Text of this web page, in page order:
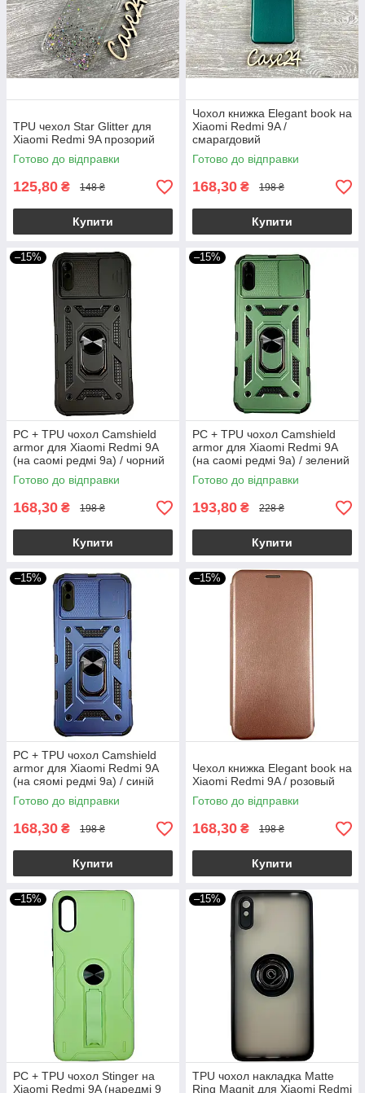
TPU чехол Star Glitter для
Xiaomi Redmi 9A прозорий
Готово до відправки
125,80 ₴ 148 ₴
Купити
Чохол книжка Elegant book на
Xiaomi Redmi 9A /
смарагдовий
Готово до відправки
168,30 ₴ 198 ₴
Купити
–15%
PC + TPU чохол Camshield
armor для Xiaomi Redmi 9A
(на саомі редмі 9а) / чорний
Готово до відправки
168,30 ₴ 198 ₴
Купити
–15%
PC + TPU чохол Camshield
armor для Xiaomi Redmi 9A
(на саомі редмі 9а) / зелений
Готово до відправки
193,80 ₴ 228 ₴
Купити
–15%
PC + TPU чохол Camshield
armor для Xiaomi Redmi 9A
(на сяомі редмі 9а) / синій
Готово до відправки
168,30 ₴ 198 ₴
Купити
–15%
Чехол книжка Elegant book на
Xiaomi Redmi 9A / розовый
Готово до відправки
168,30 ₴ 198 ₴
Купити
–15%
PC + TPU чохол Stinger на
Xiaomi Redmi 9A (наредмі 9
–15%
TPU чохол накладка Matte
Ring Magnit для Xiaomi Redmi